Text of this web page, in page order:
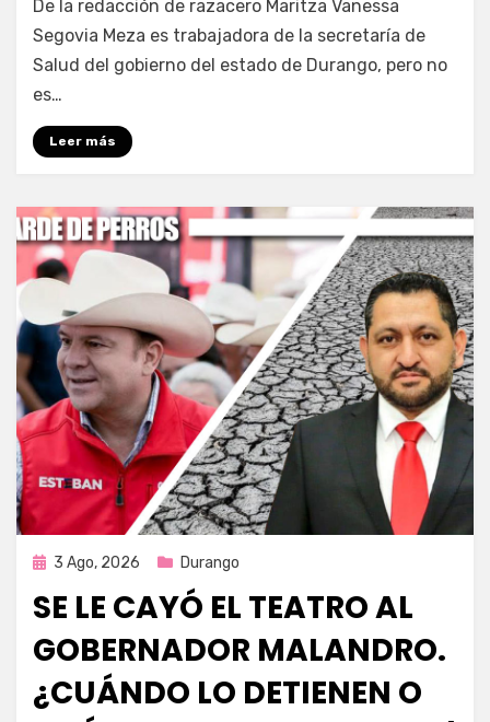
De la redacción de razacero Maritza Vanessa
Segovia Meza es trabajadora de la secretaría de
Salud del gobierno del estado de Durango, pero no
es…
Leer más
Publicada
3 Ago, 2026 Durango
SE LE CAYÓ EL TEATRO AL
GOBERNADOR MALANDRO.
¿CUÁNDO LO DETIENEN O